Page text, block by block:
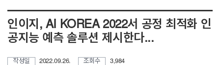
인이지, AI KOREA 2022서 공정 최적화 인
공지능 예측 솔루션 제시한다...
작성일 2022.09.26. 조회수 3,984